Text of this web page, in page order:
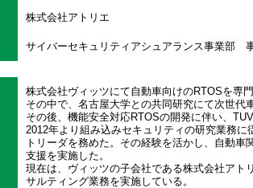
株式会社アトリエ
サイバーセキュリティアシュアランス事業部
株式会社ヴィッツにて自動車向けのRTOSを専
その中で、名古屋大学との共同研究にて次世代
その後、機能安全対応RTOSの開発に伴い、
2012年より組み込みセキュリティの研究業務
トリーダを務めた。その経験を活かし、自動
支援を実施した。
現在は、ヴィッツの子会社である株式会社アト
サルティング業務を実施している。